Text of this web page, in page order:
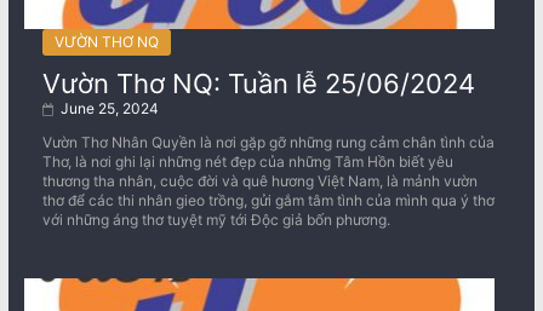
VƯỜN THƠ NQ
Vườn Thơ NQ: Tuần lễ 25/06/2024
June 25, 2024
Vườn Thơ Nhân Quyền là nơi gặp gỡ những rung cảm chân tình của
Thơ, là nơi ghi lại những nét đẹp của những Tâm Hồn biết yêu
thương tha nhân, cuộc đời và quê hương Việt Nam, là mảnh vườn
thơ để các thi nhân gieo trồng, gửi gắm tâm tình của mình qua ý thơ
với những áng thơ tuyệt mỹ tới Độc giả bốn phương.